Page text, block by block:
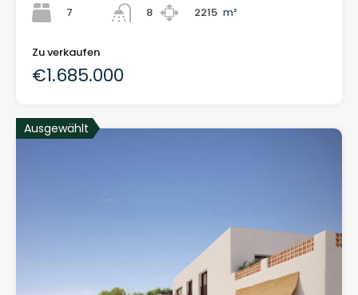
7
8
2215 m²
Zu verkaufen
€1.685.000
Ausgewählt